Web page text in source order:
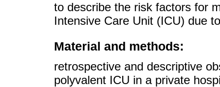
to describe the risk factors for
Intensive Care Unit (ICU) due
Material and methods:
retrospective and descriptive
polyvalent ICU in a private